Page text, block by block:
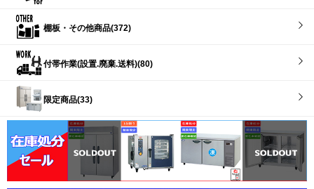
棚板・その他商品(372)
付帯作業(設置.廃棄.送料)(80)
限定商品(33)